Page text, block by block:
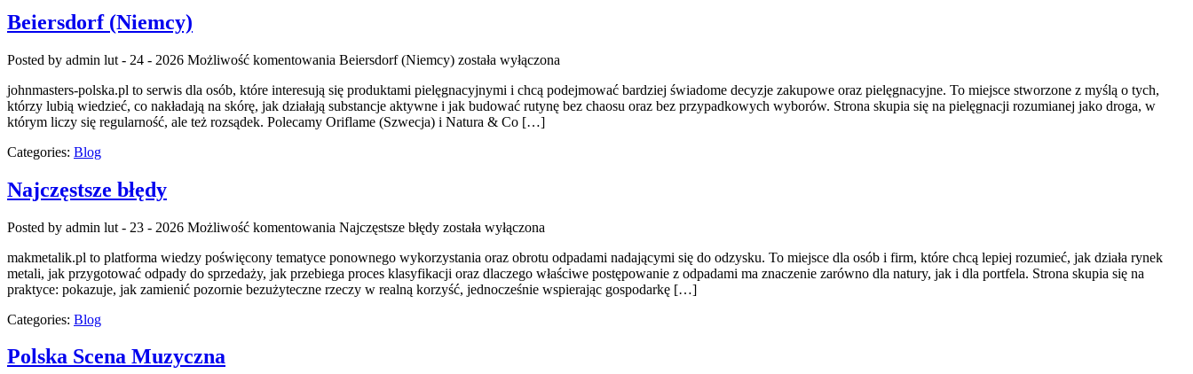
Beiersdorf (Niemcy)
Posted by admin lut - 24 - 2026 Możliwość komentowania Beiersdorf (Niemcy) została wyłączona
johnmasters-polska.pl to serwis dla osób, które interesują się produktami pielęgnacyjnymi i chcą podejmować bardziej świadome decyzje zakupowe oraz pielęgnacyjne. To miejsce stworzone z myślą o tych,
którzy lubią wiedzieć, co nakładają na skórę, jak działają substancje aktywne i jak budować rutynę bez chaosu oraz bez przypadkowych wyborów. Strona skupia się na pielęgnacji rozumianej jako droga, w
którym liczy się regularność, ale też rozsądek. Polecamy Oriflame (Szwecja) i Natura & Co […]
Categories: Blog
Najczęstsze błędy
Posted by admin lut - 23 - 2026 Możliwość komentowania Najczęstsze błędy została wyłączona
makmetalik.pl to platforma wiedzy poświęcony tematyce ponownego wykorzystania oraz obrotu odpadami nadającymi się do odzysku. To miejsce dla osób i firm, które chcą lepiej rozumieć, jak działa rynek
metali, jak przygotować odpady do sprzedaży, jak przebiega proces klasyfikacji oraz dlaczego właściwe postępowanie z odpadami ma znaczenie zarówno dla natury, jak i dla portfela. Strona skupia się na
praktyce: pokazuje, jak zamienić pozornie bezużyteczne rzeczy w realną korzyść, jednocześnie wspierając gospodarkę […]
Categories: Blog
Polska Scena Muzyczna